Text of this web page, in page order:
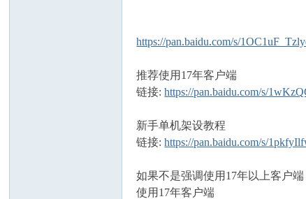
https://pan.baidu.com/s/
推荐使用17年客户端
链接:https://pan.baidu.com/s/
新手单机架设教程
链接:https://pan.baidu.com/s/
如果不是强调使用17年以上客户
使用17年客户端